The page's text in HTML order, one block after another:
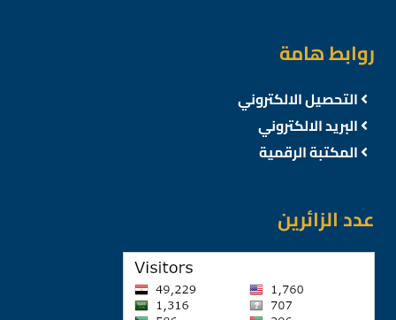
روابط هامة
التحصيل الالكتروني
البريد الالكتروني
المكتبة الرقمية
عدد الزائرين